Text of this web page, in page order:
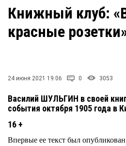
ЗАКОН
НОВОСТИ КОМПАНИЙ
Книжный клуб:
красные
24 июня 2021 19:06 0 3053
Василий ШУЛЬГИН в своей
события октября 1905 года в
16 +
Впервые ее текст был